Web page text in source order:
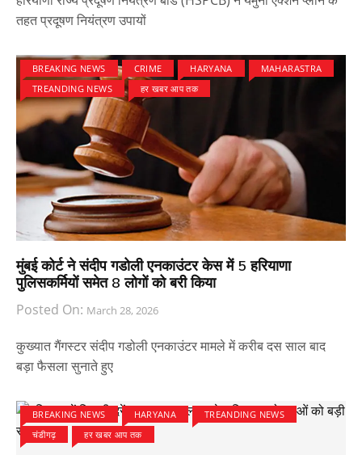
तहत प्रदूषण नियंत्रण उपायों
BREAKING NEWS CRIME HARYANA
MAHARASTRA
TREANDING NEWS
हर खबर आप तक
मुंबई कोर्ट ने संदीप गडोली एनकाउंटर केस में 5 हरियाणा
पुलिसकर्मियों समेत 8 लोगों को बरी किया
Posted On: March 28, 2026
कुख्यात गैंगस्टर संदीप गडोली एनकाउंटर मामले में करीब दस साल बाद
बड़ा फैसला सुनाते हुए
BREAKING NEWS HARYANA
TREANDING NEWS
चंडीगढ़
हर खबर आप तक